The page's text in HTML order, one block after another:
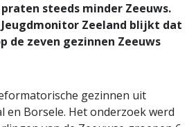
steeds minder Zeeuws.
Zeeland blijkt dat
de zeven gezinnen Zeeuws
gezinnen uit
en Borsele. Het onderzoek werd